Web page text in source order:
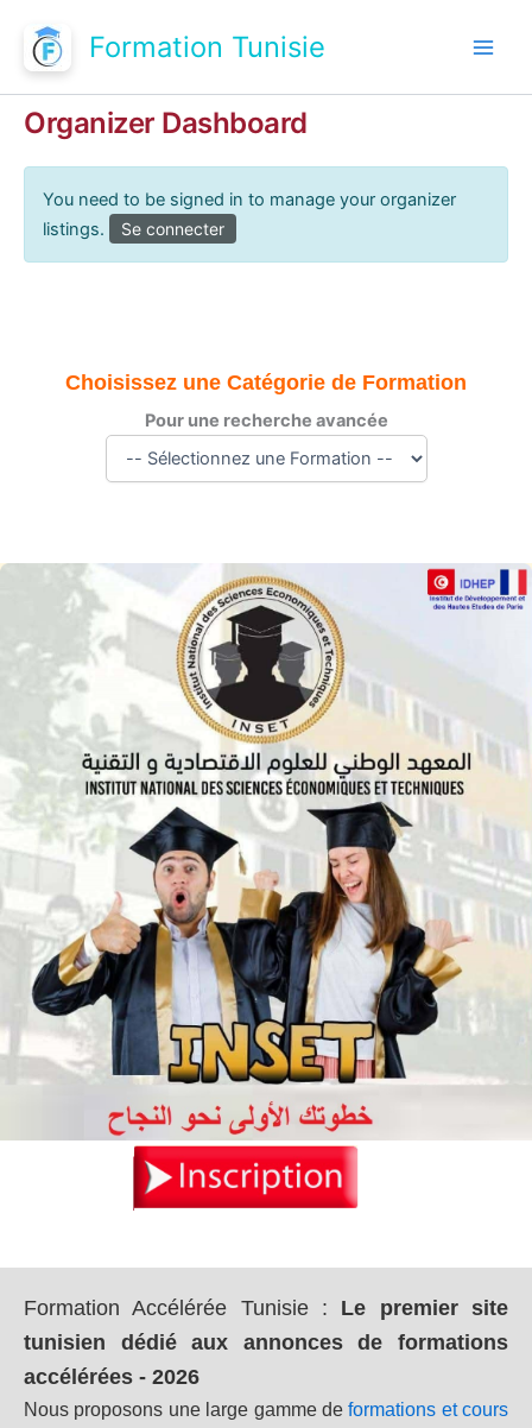
contenu
Formation Tunisie
Organizer Dashboard
You need to be signed in to manage your organizer
listings.
Se connecter
Choisissez une Catégorie de Formation
Pour une recherche avancée
Formation Accélérée Tunisie: Le premier site
tunisien dédié aux annonces de formations
accélérées - 2026
Nous proposons une large gamme deformations et cours